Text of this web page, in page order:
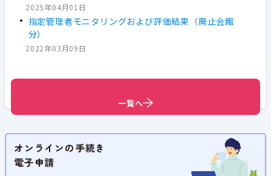
2025年04月01日
指定管理者モニタリングおよび評価結果（廃止会館
分）
2022年03月09日
一覧へ
一覧へ
オンラインの手続き
電子申請